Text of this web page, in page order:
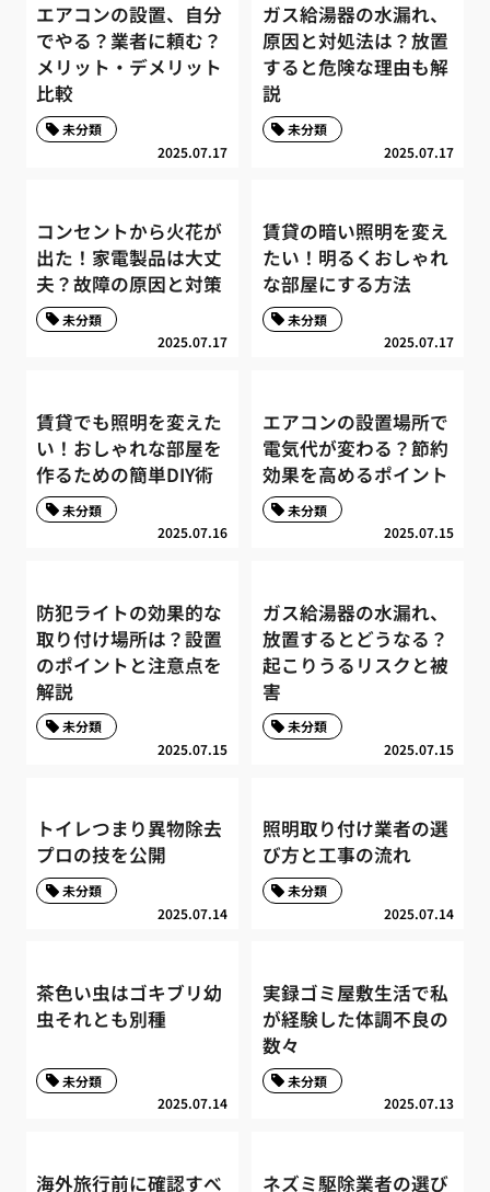
エアコンの設置、自分
でやる？業者に頼む？
メリット・デメリット
比較
2025.07.17
未分類
ガス給湯器の水漏れ、
原因と対処法は？放置
すると危険な理由も解
説
2025.07.17
未分類
コンセントから火花が
出た！家電製品は大丈
夫？故障の原因と対策
2025.07.17
未分類
賃貸の暗い照明を変え
たい！明るくおしゃれ
な部屋にする方法
2025.07.17
未分類
賃貸でも照明を変えた
い！おしゃれな部屋を
作るための簡単DIY術
2025.07.16
未分類
エアコンの設置場所で
電気代が変わる？節約
効果を高めるポイント
2025.07.15
未分類
防犯ライトの効果的な
取り付け場所は？設置
のポイントと注意点を
解説
2025.07.15
未分類
ガス給湯器の水漏れ、
放置するとどうなる？
起こりうるリスクと被
害
2025.07.15
未分類
トイレつまり異物除去
プロの技を公開
2025.07.14
未分類
照明取り付け業者の選
び方と工事の流れ
2025.07.14
未分類
茶色い虫はゴキブリ幼
虫それとも別種
2025.07.14
未分類
実録ゴミ屋敷生活で私
が経験した体調不良の
数々
2025.07.13
未分類
海外旅行前に確認すべ
ネズミ駆除業者の選び